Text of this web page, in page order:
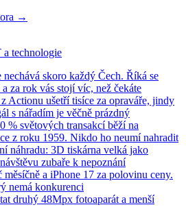
→
a technologie
skoro každý Čech. Říká se
za rok vás stojí víc, než čekáte
Actionu ušetří tisíce za opraváře, jindy
s nářadím je věčně prázdný
% světových transakcí běží na
z roku 1959. Nikdo ho neumí nahradit
náhradu: 3D tiskárna velká jako
zubaře k nepoznání
a iPhone 17 za polovinu ceny.
nemá konkurenci
druhý 48Mpx fotoaparát a menší